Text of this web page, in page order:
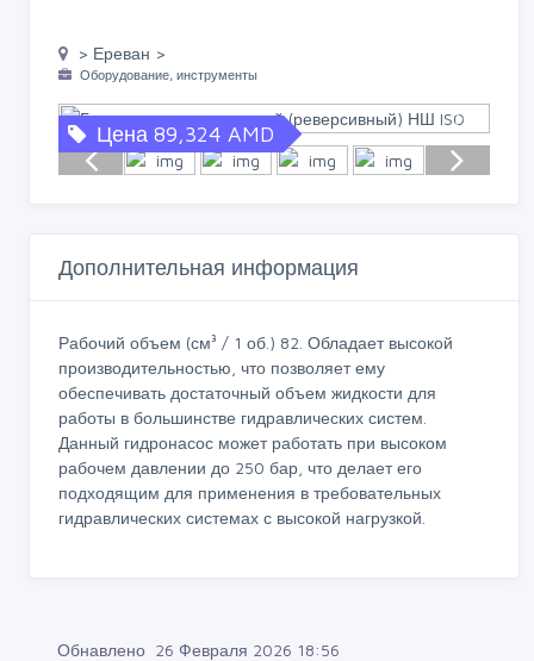
> Ереван >
Оборудование, инструменты
Цена 89,324 AMD
Дополнительная информация
Рабочий объем (см³ / 1 об.) 82. Обладает высокой
производительностью, что позволяет ему
обеспечивать достаточный объем жидкости для
работы в большинстве гидравлических систем.
Данный гидронасос может работать при высоком
рабочем давлении до 250 бар, что делает его
подходящим для применения в требовательных
гидравлических системах с высокой нагрузкой.
Обнавлено 26 Февраля 2026 18:56